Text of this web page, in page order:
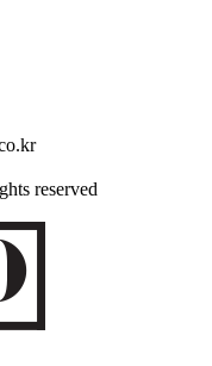
reserved